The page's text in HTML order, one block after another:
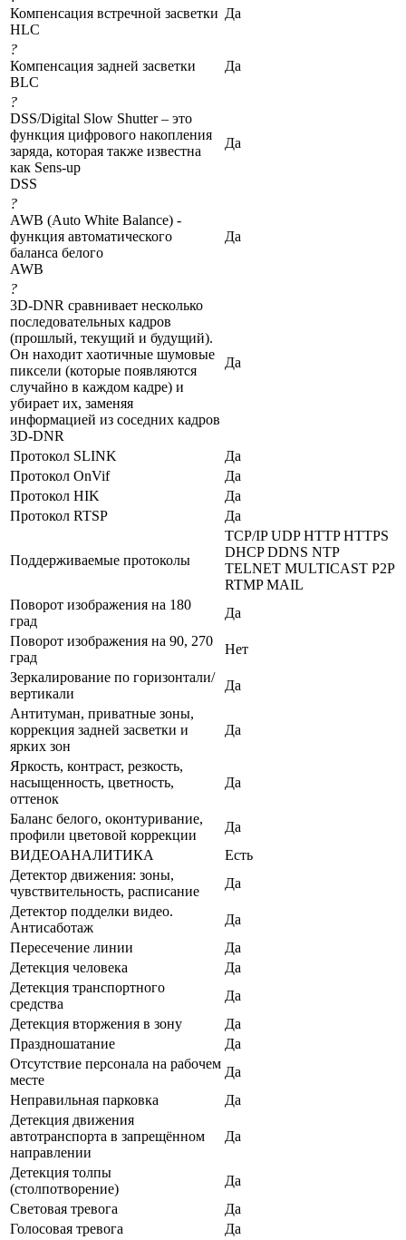
Компенсация встречной засветки
HLC
Да
?
Компенсация задней засветки
BLC
Да
?
DSS/Digital Slow Shutter – это
функция цифрового накопления
заряда, которая также известна
как Sens-up
DSS
Да
?
AWB (Auto White Balance) -
функция автоматического
баланса белого
AWB
Да
?
3D-DNR сравнивает несколько
последовательных кадров
(прошлый, текущий и будущий).
Он находит хаотичные шумовые
пиксели (которые появляются
случайно в каждом кадре) и
убирает их, заменяя
информацией из соседних кадров
3D-DNR
Да
Протокол SLINK
Да
Протокол OnVif
Да
Протокол HIK
Да
Протокол RTSP
Да
Поддерживаемые протоколы
TCP/IP UDP HTTP HTTPS
DHCP DDNS NTP
TELNET MULTICAST P2P
RTMP MAIL
Поворот изображения на 180
град
Да
Поворот изображения на 90, 270
град
Нет
Зеркалирование по горизонтали/
вертикали
Да
Антитуман, приватные зоны,
коррекция задней засветки и
ярких зон
Да
Яркость, контраст, резкость,
насыщенность, цветность,
оттенок
Да
Баланс белого, оконтуривание,
профили цветовой коррекции
Да
ВИДЕОАНАЛИТИКА
Есть
Детектор движения: зоны,
чувствительность, расписание
Да
Детектор подделки видео.
Антисаботаж
Да
Пересечение линии
Да
Детекция человека
Да
Детекция транспортного
средства
Да
Детекция вторжения в зону
Да
Праздношатание
Да
Отсутствие персонала на рабочем
месте
Да
Неправильная парковка
Да
Детекция движения
автотранспорта в запрещённом
направлении
Да
Детекция толпы
(столпотворение)
Да
Световая тревога
Да
Голосовая тревога
Да